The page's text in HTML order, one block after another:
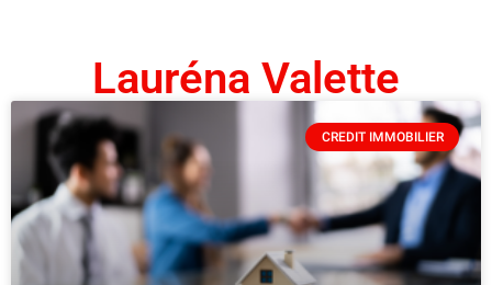
Lauréna Valette
CREDIT IMMOBILIER